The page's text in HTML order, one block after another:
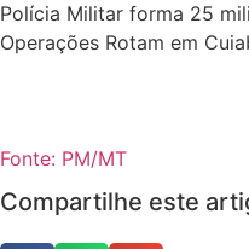
Polícia Militar forma 25
Operações Rotam em
Fonte: PM/MT
Compartilhe este